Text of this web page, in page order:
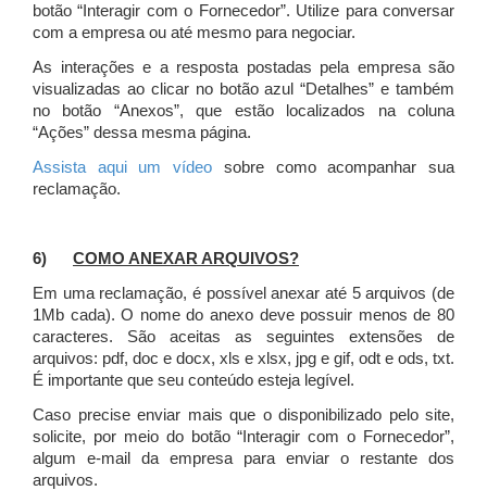
botão “Interagir com o Fornecedor”. Utilize para conversar
com a empresa ou até mesmo para negociar.
As interações e a resposta postadas pela empresa são
visualizadas ao clicar no botão azul “Detalhes” e também
no botão “Anexos”, que estão localizados na coluna
“Ações” dessa mesma página.
Assista aqui um vídeo sobre como acompanhar sua
reclamação.
6) COMO ANEXAR ARQUIVOS?
Em uma reclamação, é possível anexar até 5 arquivos (de
1Mb cada). O nome do anexo deve possuir menos de 80
caracteres. São aceitas as seguintes extensões de
arquivos: pdf, doc e docx, xls e xlsx, jpg e gif, odt e ods, txt.
É importante que seu conteúdo esteja legível.
Caso precise enviar mais que o disponibilizado pelo site,
solicite, por meio do botão “Interagir com o Fornecedor”,
algum e-mail da empresa para enviar o restante dos
arquivos.